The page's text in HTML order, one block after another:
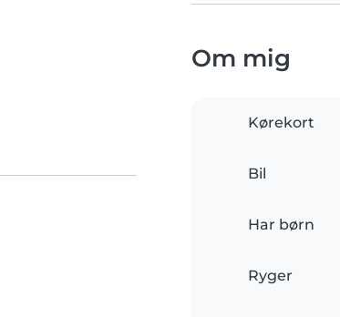
Om mig
Kørekort
Bil
Har børn
Ryger